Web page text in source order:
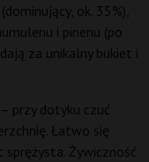
ok. 35%),
i pinenu (po
za unikalny bukiet i
przy dotyku czuć
Łatwo się
Żywiczność